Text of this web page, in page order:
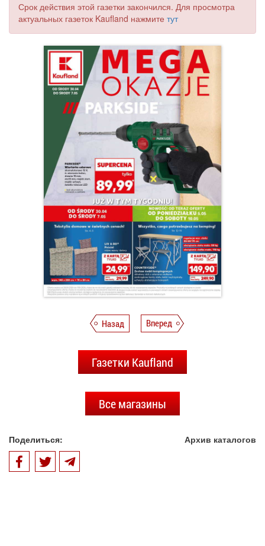
Срок действия этой газетки закончился. Для просмотра
актуальных газеток Kaufland нажмите тут
Назад Вперед
Газетки Kaufland
Все магазины
Поделиться: Архив каталогов